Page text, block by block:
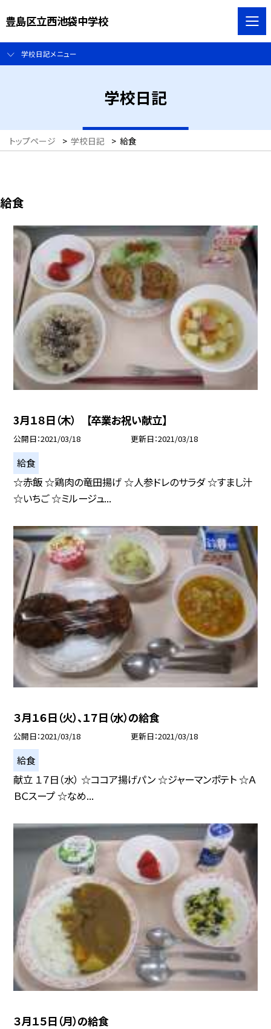
豊島区立西池袋中学校
学校日記メニュー
学校日記
トップページ > 学校日記 > 給食
給食
3月１８日（木） 【卒業お祝い献立】
公開日 2021/03/18 更新日 2021/03/18
給食
☆赤飯 ☆鶏肉の竜田揚げ ☆人参ドレのサラダ ☆すまし汁
☆いちご ☆ミルージュ...
３月１６日（火）、１７日（水）の給食
公開日 2021/03/18 更新日 2021/03/18
給食
献立 １７日（水） ☆ココア揚げパン ☆ジャーマンポテト ☆Ａ
ＢＣスープ ☆なめ...
３月１５日（月）の給食